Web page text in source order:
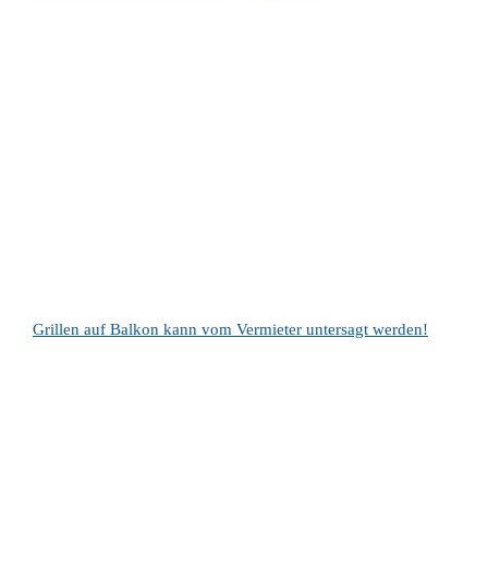
Grillen auf Balkon kann vom Vermieter untersagt werden!